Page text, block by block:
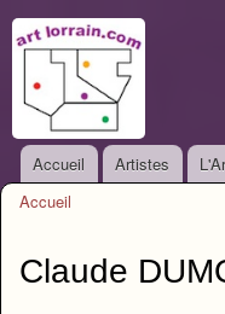
Menu principal
Accueil Artistes
Accueil
Claude